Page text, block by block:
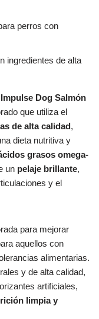
perros con
ingredientes de alta
Dog Salmón
que utiliza el
de alta calidad,
dieta nutritiva y
grasos omega-
un pelaje brillante,
y el
para mejorar
aquellos con
alimentarias.
y de alta calidad,
artificiales,
limpia y